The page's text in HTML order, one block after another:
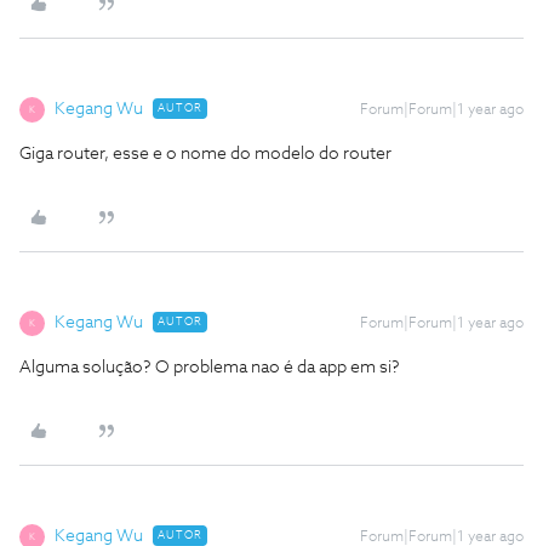
K Kegang Wu AUTOR Forum|Forum|1 year ago
Giga router, esse e o nome do modelo do router
K Kegang Wu AUTOR Forum|Forum|1 year ago
Alguma solução? O problema nao é da app em si?
K Kegang Wu AUTOR Forum|Forum|1 year ago